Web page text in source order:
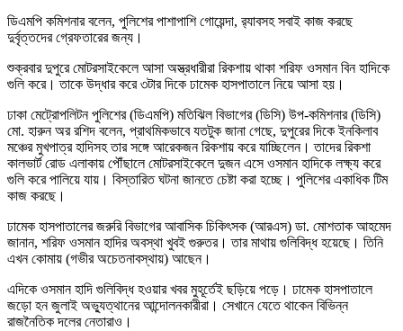
ডিএমপি কমিশনার বলেন, পুলিশের পাশাপাশি গোয়েন্দা, র‌্যাবসহ সবাই কাজ করছে
দুর্বৃত্তদের গ্রেফতারের জন্য।
শুক্রবার দুপুরে মোটরসাইকেলে আসা অস্ত্রধারীরা রিকশায় থাকা শরিফ ওসমান বিন হাদিকে
গুলি করে। তাকে উদ্ধার করে ৩টার দিকে ঢামেক হাসপাতালে নিয়ে আসা হয়।
ঢাকা মেট্রোপলিটন পুলিশের (ডিএমপি) মতিঝিল বিভাগের (ডিসি) উপ-কমিশনার (ডিসি)
মো. হারুন অর রশিদ বলেন, প্রাথমিকভাবে যতটুক জানা গেছে, দুপুরের দিকে ইনকিলাব
মঞ্চের মুখপাত্র হাদিসহ তার সঙ্গে আরেকজন রিকশায় করে যাচ্ছিলেন। তাদের রিকশা
কালভার্ট রোড এলাকায় পৌঁছালে মোটরসাইকেলে দুজন এসে ওসমান হাদিকে লক্ষ্য করে
গুলি করে পালিয়ে যায়। বিস্তারিত ঘটনা জানতে চেষ্টা করা হচ্ছে। পুলিশের একাধিক টিম
কাজ করছে।
ঢামেক হাসপাতালের জরুরি বিভাগের আবাসিক চিকিৎসক (আরএস) ডা. মোশতাক আহমেদ
জানান, শরিফ ওসমান হাদির অবস্থা খুবই গুরুতর। তার মাথায় গুলিবিদ্ধ হয়েছে। তিনি
এখন কোমায় (গভীর অচেতনাবস্থায়) আছেন।
এদিকে ওসমান হাদি গুলিবিদ্ধ হওয়ার খবর মুহূর্তেই ছড়িয়ে পড়ে। ঢামেক হাসপাতালে
জড়ো হন জুলাই অভ্যুত্থানের আন্দোলনকারীরা। সেখানে যেতে থাকেন বিভিন্ন
রাজনৈতিক দলের নেতারাও।